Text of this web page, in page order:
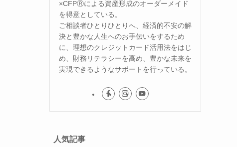
×CFPⓇによる資産形成のオーダーメイド
を得意としている。
ご相談者ひとりひとりへ、経済的不安の解
決と豊かな人生へのお手伝いをするため
に、理想のクレジットカード活用法をはじ
め、財務リテラシーを高め、豊かな未来を
実現できるようなサポートを行っている。
人気記事